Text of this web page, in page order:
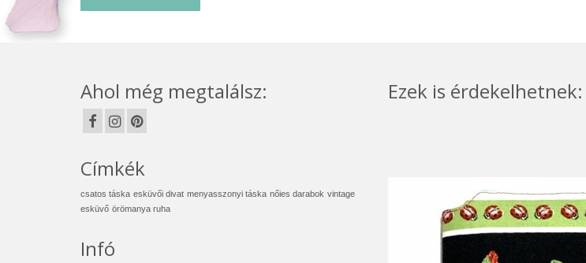
Ahol még megtalálsz:
Címkék
csatos táska esküvői divat menyasszonyi táska nőies darabok vintage
esküvő örömanya ruha
Infó
Ezek is érdekelhetnek: